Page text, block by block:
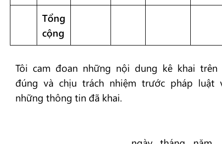
Tổng
cộng
Tôi cam đoan những nội dung kê khai trên
đúng và chịu trách nhiệm trước pháp luật
những thông tin đã khai.